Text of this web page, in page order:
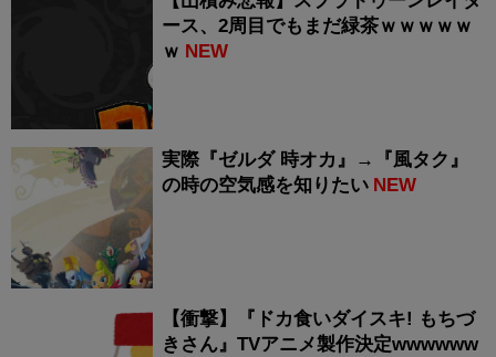
ース、2周目でもまだ緑茶ｗｗｗｗｗ
ｗ NEW
実際『ゼルダ 時オカ』→『風タク』
の時の空気感を知りたい NEW
【衝撃】『ドカ食いダイスキ! もちづ
きさん』TVアニメ製作決定wwwwww